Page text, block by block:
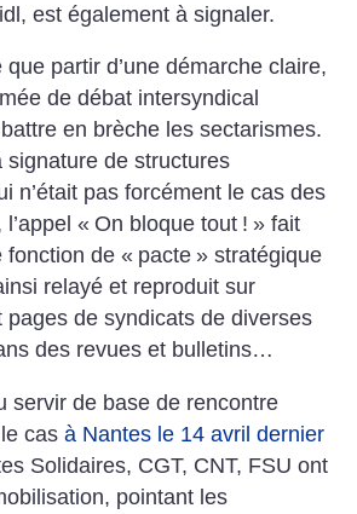
est également à signaler.
partir ­d’une démarche claire,
de débat intersyndical
en brèche les sectarismes.
signature de structures
n’était pas forcément le cas des
« On bloque tout ! » fait
fonction de « pacte » stratégique
relayé et reproduit sur
pages de syndicats de diverses
des revues et bulletins…
servir de base de rencontre
le casà Nantes le 14 avril dernier
Solidaires, CGT, CNT, FSU ont
pointant les